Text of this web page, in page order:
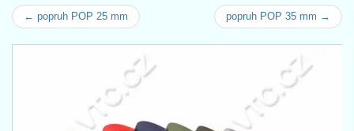
← popruh POP 25 mm popruh POP 35 mm →